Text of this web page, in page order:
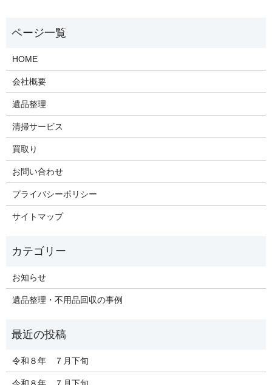
HOME
会社概要
遺品整理
清掃サービス
買取り
お問い合わせ
プライバシーポリシー
サイトマップ
お知らせ
遺品整理・不用品回収の事例
令和８年 ７月下旬
令和８年 ７月下旬